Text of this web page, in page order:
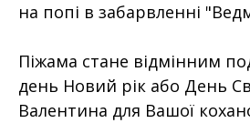
на попі в забарвленні
Піжама стане відмінним
день Новий рік або День
Валентина для Вашої